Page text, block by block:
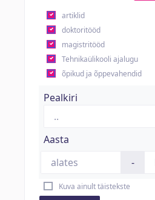
artiklid
doktoritööd
magistritööd
Tehnikaülikooli ajalugu
õpikud ja õppevahendid
Pealkiri
Aasta
-
Kuva ainult täistekste